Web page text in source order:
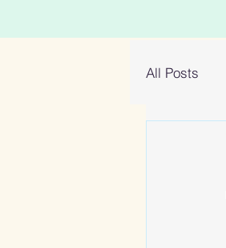
All Posts